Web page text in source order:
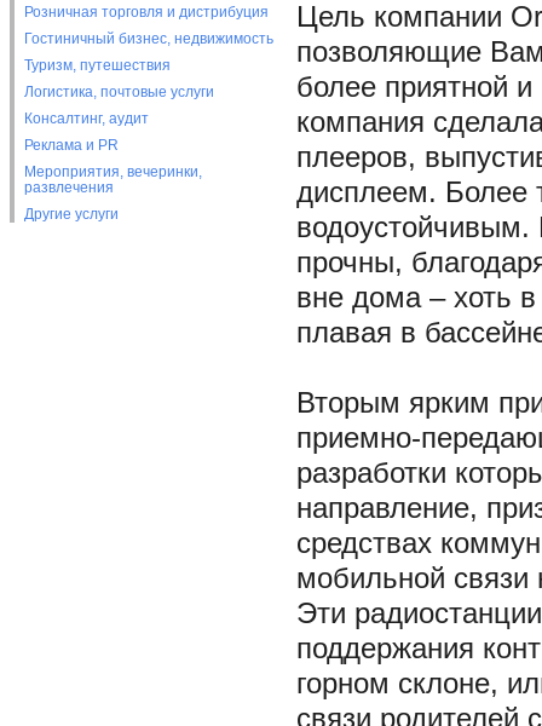
Розничная торговля и дистрибуция
Гостиничный бизнес, недвижимость
Туризм, путешествия
Логистика, почтовые услуги
Консалтинг, аудит
Реклама и PR
Мероприятия, вечеринки,
развлечения
Другие услуги
Цель компании
позволяющие
более приятной
компания
плееров,
дисплеем. Более
прочны,
вне дома – хоть в
плавая в
Вторым ярким
приемно-
разработки
направление,
средствах
мобильной связи
Эти
поддержания
горном склоне,
связи родителей